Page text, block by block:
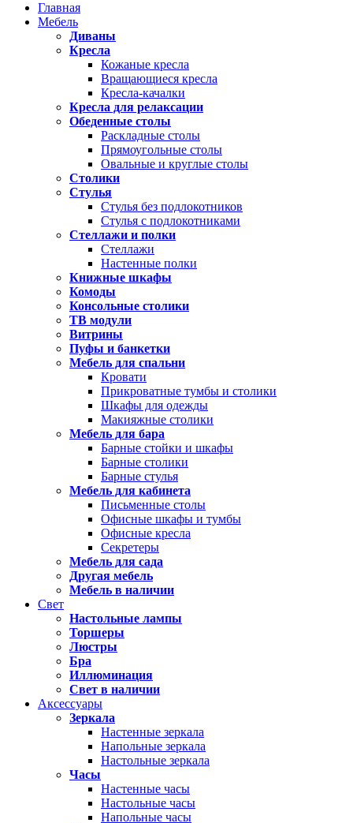
Главная
Мебель
Диваны
Кресла
Кожаные кресла
Вращающиеся кресла
Кресла-качалки
Кресла для релаксации
Обеденные столы
Раскладные столы
Прямоугольные столы
Овальные и круглые столы
Столики
Стулья
Стулья без подлокотников
Стулья с подлокотниками
Стеллажи и полки
Стеллажи
Настенные полки
Книжные шкафы
Комоды
Консольные столики
ТВ модули
Витрины
Пуфы и банкетки
Мебель для спальни
Кровати
Прикроватные тумбы и столики
Шкафы для одежды
Макияжные столики
Мебель для бара
Барные стойки и шкафы
Барные столики
Барные стулья
Мебель для кабинета
Письменные столы
Офисные шкафы и тумбы
Офисные кресла
Секретеры
Мебель для сада
Другая мебель
Мебель в наличии
Свет
Настольные лампы
Торшеры
Люстры
Бра
Иллюминация
Свет в наличии
Аксессуары
Зеркала
Настенные зеркала
Напольные зеркала
Настольные зеркала
Часы
Настенные часы
Настольные часы
Напольные часы